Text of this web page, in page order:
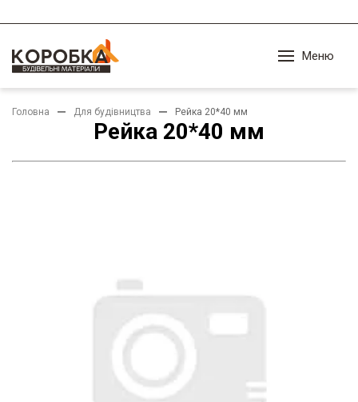
Меню
Головна Для будівництва Рейка 20*40 мм
Рейка 20*40 мм